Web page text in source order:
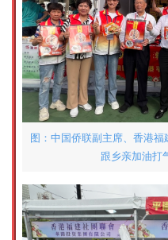
图：中国侨联副主席、香港福
跟乡亲加油打